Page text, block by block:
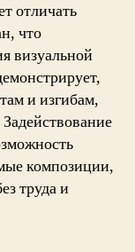
отличать
что
визуальной
и изгибам,
композиции,
труда и